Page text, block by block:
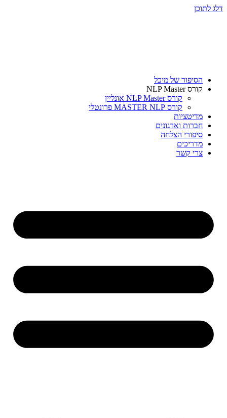
דלג לתוכן
הסיפור של מיכל
קורס NLP Master
קורס NLP Master אונליין
קורס MASTER NLP פרונטלי
מדיטציות
חברות וארגונים
סיפורי הצלחה
מדריכים
צרי קשר